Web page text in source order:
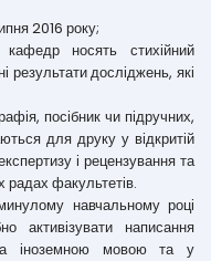
2016 року;
кафедр носять стихійний
результати досліджень, які
посібник чи підручних,
для друку у відкритій
і рецензування та
радах факультетів.
навчальному році
активізувати написання
іноземною мовою та у